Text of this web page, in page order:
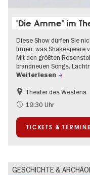
"Die Amme" im
Diese Show dürfen Sie
Irmen, was Shakespeare
Mit den größten
brandneuen Songs.
Weiterlesen
Barrierefrei
Um den Kurfürstendamm
Theater des Westens
19:30 Uhr
TICKETS & TERMINE
GESCHICHTE &